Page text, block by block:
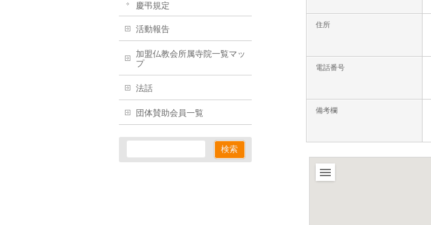
住所
電話番号
備考欄
慶弔規定
活動報告
加盟仏教会所属寺院一覧マッ
プ
法話
団体賛助会員一覧